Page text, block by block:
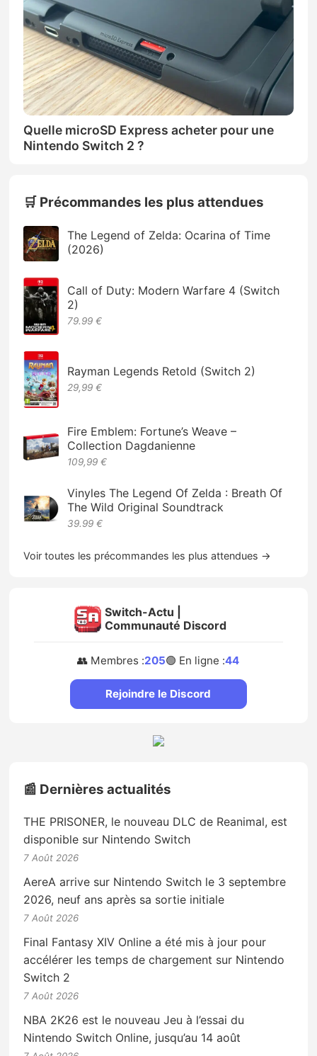
Quelle microSD Express acheter pour une
Nintendo Switch 2 ?
🛒 Précommandes les plus attendues
The Legend of Zelda: Ocarina of Time
(2026)
Call of Duty: Modern Warfare 4 (Switch
2)
79.99 €
Rayman Legends Retold (Switch 2)
29,99 €
Fire Emblem: Fortune’s Weave –
Collection Dagdanienne
109,99 €
Vinyles The Legend Of Zelda : Breath Of
The Wild Original Soundtrack
39.99 €
Voir toutes les précommandes les plus attendues →
Switch-Actu |
Communauté Discord
👥 Membres :205🟢 En ligne :44
Rejoindre le Discord
📰 Dernières actualités
THE PRISONER, le nouveau DLC de Reanimal, est
disponible sur Nintendo Switch
7 Août 2026
AereA arrive sur Nintendo Switch le 3 septembre
2026, neuf ans après sa sortie initiale
7 Août 2026
Final Fantasy XIV Online a été mis à jour pour
accélérer les temps de chargement sur Nintendo
Switch 2
7 Août 2026
NBA 2K26 est le nouveau Jeu à l’essai du
Nintendo Switch Online, jusqu’au 14 août